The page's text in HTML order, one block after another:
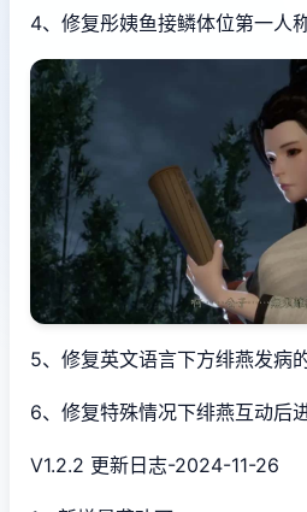
4、修复彤姨鱼接鳞体位第一人
5、修复英文语言下方绯燕发病
6、修复特殊情况下绯燕互动后
V1.2.2 更新日志-2024-11-26